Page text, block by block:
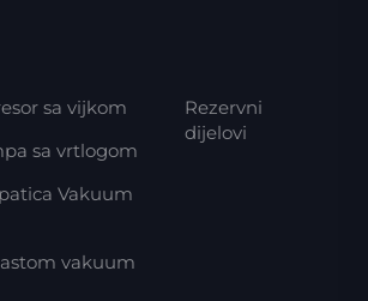
sa vijkom
sa vrtlogom
Vakuum
vakuum
Rezervni
dijelovi